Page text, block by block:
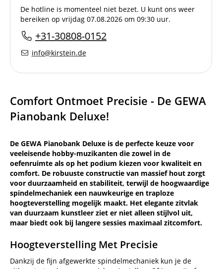
De hotline is momenteel niet bezet. U kunt ons weer
bereiken op vrijdag 07.08.2026 om 09:30 uur.
+31-30808-0152
info@kirstein.de
Comfort Ontmoet Precisie - De GEWA
Pianobank Deluxe!
De GEWA Pianobank Deluxe is de perfecte keuze voor
veeleisende hobby-muzikanten die zowel in de
oefenruimte als op het podium kiezen voor kwaliteit en
comfort. De robuuste constructie van massief hout zorgt
voor duurzaamheid en stabiliteit, terwijl de hoogwaardige
spindelmechaniek een nauwkeurige en traploze
hoogteverstelling mogelijk maakt. Het elegante zitvlak
van duurzaam kunstleer ziet er niet alleen stijlvol uit,
maar biedt ook bij langere sessies maximaal zitcomfort.
Hoogteverstelling Met Precisie
Dankzij de fijn afgewerkte spindelmechaniek kun je de